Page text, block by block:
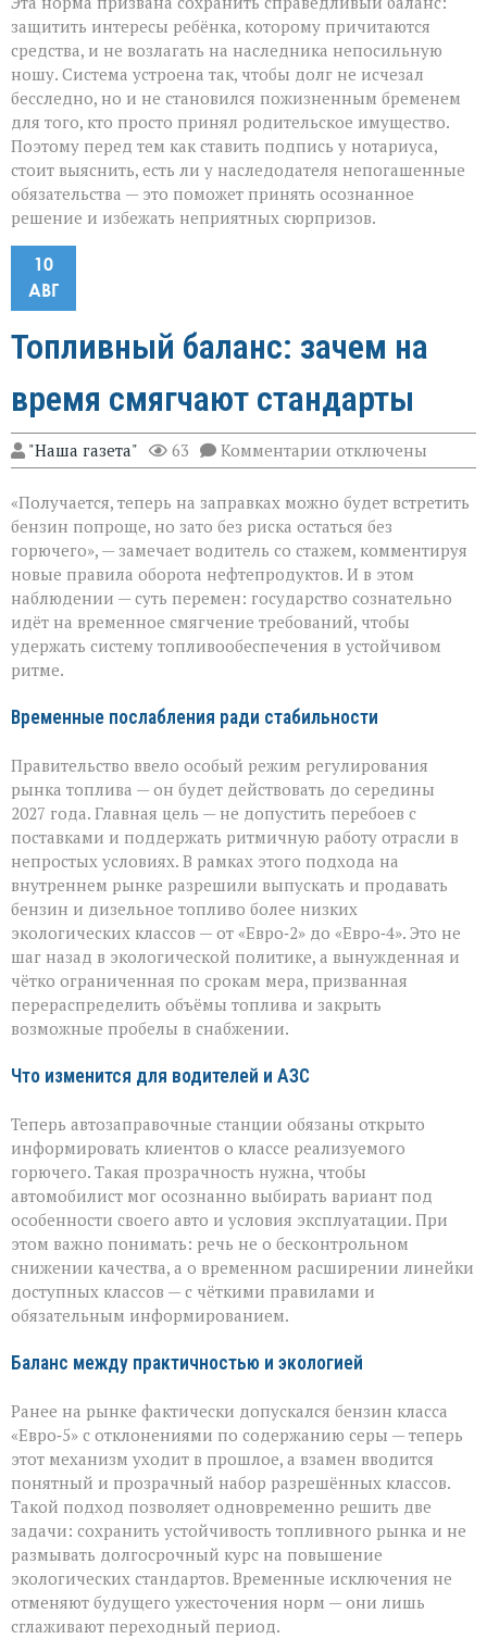
защитить интересы ребёнка, которому причитаются
средства, и не возлагать на наследника непосильную
ношу. Система устроена так, чтобы долг не исчезал
бесследно, но и не становился пожизненным бременем
для того, кто просто принял родительское имущество.
Поэтому перед тем как ставить подпись у нотариуса,
стоит выяснить, есть ли у наследодателя непогашенные
обязательства — это поможет принять осознанное
решение и избежать неприятных сюрпризов.
10
АВГ
Топливный баланс: зачем на
время смягчают стандарты
"Наша газета" 63 Комментарии к
записи
баланс:
зачем
время
смягчают
стандарты
отключены
«Получается, теперь на заправках можно будет встретить
бензин попроще, но зато без риска остаться без
горючего», — замечает водитель со стажем, комментируя
новые правила оборота нефтепродуктов. И в этом
наблюдении — суть перемен: государство сознательно
идёт на временное смягчение требований, чтобы
удержать систему топливообеспечения в устойчивом
ритме.
Временные послабления ради стабильности
Правительство ввело особый режим регулирования
рынка топлива — он будет действовать до середины
2027 года. Главная цель — не допустить перебоев с
поставками и поддержать ритмичную работу отрасли в
непростых условиях. В рамках этого подхода на
внутреннем рынке разрешили выпускать и продавать
бензин и дизельное топливо более низких
экологических классов — от «Евро‑2» до «Евро‑4». Это не
шаг назад в экологической политике, а вынужденная и
чётко ограниченная по срокам мера, призванная
перераспределить объёмы топлива и закрыть
возможные пробелы в снабжении.
Что изменится для водителей и АЗС
Теперь автозаправочные станции обязаны открыто
информировать клиентов о классе реализуемого
горючего. Такая прозрачность нужна, чтобы
автомобилист мог осознанно выбирать вариант под
особенности своего авто и условия эксплуатации. При
этом важно понимать: речь не о бесконтрольном
снижении качества, а о временном расширении линейки
доступных классов — с чёткими правилами и
обязательным информированием.
Баланс между практичностью и экологией
Ранее на рынке фактически допускался бензин класса
«Евро‑5» с отклонениями по содержанию серы — теперь
этот механизм уходит в прошлое, а взамен вводится
понятный и прозрачный набор разрешённых классов.
Такой подход позволяет одновременно решить две
задачи: сохранить устойчивость топливного рынка и не
размывать долгосрочный курс на повышение
экологических стандартов. Временные исключения не
отменяют будущего ужесточения норм — они лишь
сглаживают переходный период.